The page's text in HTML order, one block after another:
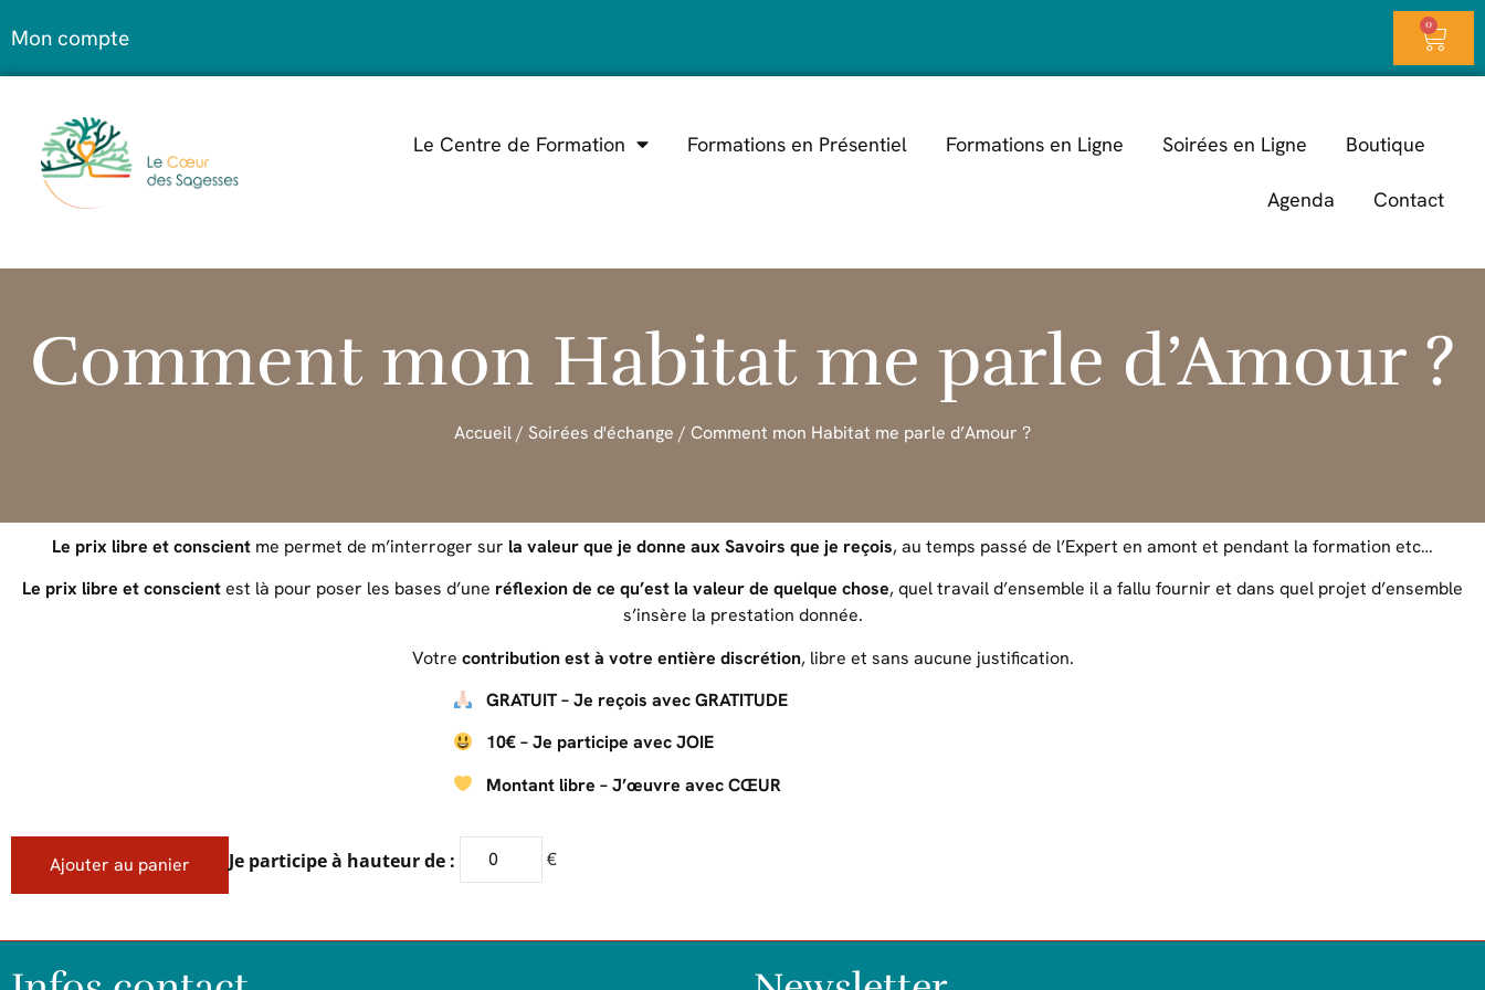
Mon compte 0
Le Centre de Formation Formations en Présentiel Formations en Ligne Soirées en Ligne Boutique
Agenda Contact
Comment mon Habitat me parle d’Amour ?
Accueil / Soirées d'échange / Comment mon Habitat me parle d’Amour ?
Le prix libre et conscient me permet de m’interroger sur la valeur que je donne aux Savoirs que je reçois, au temps passé de l’Expert en amont et pendant la formation etc…
Le prix libre et conscientest là pour poser les bases d’une réflexion de ce qu’est la valeur de quelque chose, quel travail d’ensemble il a fallu fournir et dans quel projet d’ensemble
s’insère la prestation donnée.
Votre contribution est à votre entière discrétion, libre et sans aucune justification.
GRATUIT – Je reçois avec GRATITUDE
10€ – Je participe avec JOIE
Montant libre – J’œuvre avec CŒUR
Je participe à hauteur de : €
Ajouter au panier